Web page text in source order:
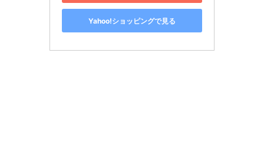
Yahoo!ショッピングで見る